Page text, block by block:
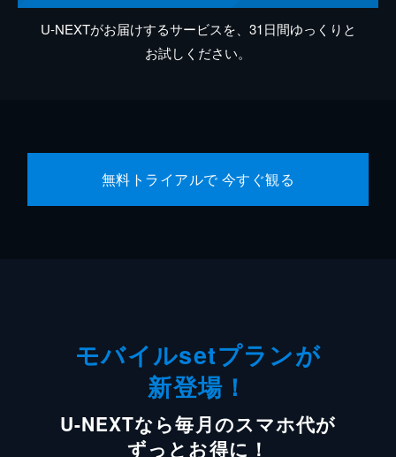
U-NEXTがお届けするサービスを、31日間ゆっくりと
お試しください。
無料トライアルで 今すぐ観る
モバイルsetプランが
新登場！
U-NEXTなら毎月のスマホ代が
ずっとお得に！